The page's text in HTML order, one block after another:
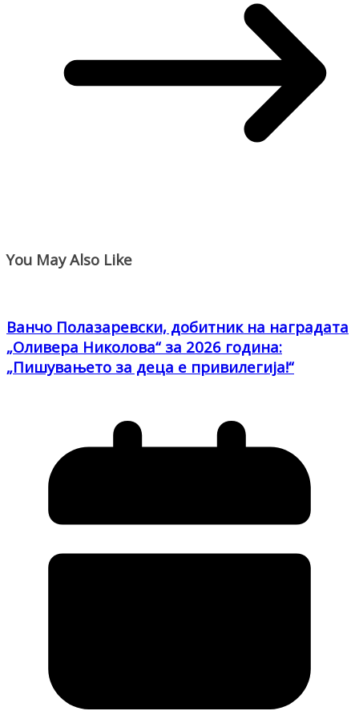
You May Also Like
Ванчо Полазаревски, добитник на наградата
„Оливера Николова“ за 2026 година:
„Пишувањето за деца е привилегија!“